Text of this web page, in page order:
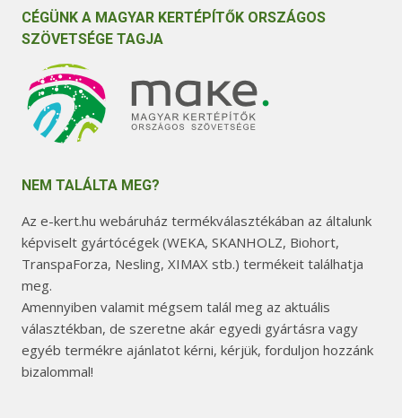
CÉGÜNK A MAGYAR KERTÉPÍTŐK ORSZÁGOS
SZÖVETSÉGE TAGJA
NEM TALÁLTA MEG?
Az e-kert.hu webáruház termékválasztékában az általunk
képviselt gyártócégek (WEKA, SKANHOLZ, Biohort,
TranspaForza, Nesling, XIMAX stb.) termékeit találhatja
meg.
Amennyiben valamit mégsem talál meg az aktuális
választékban, de szeretne akár egyedi gyártásra vagy
egyéb termékre ajánlatot kérni, kérjük, forduljon hozzánk
bizalommal!